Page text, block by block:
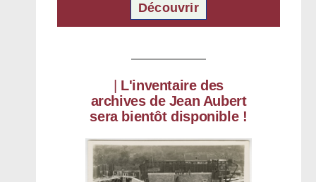
Découvrir
L'inventaire des
archives de Jean Aubert
sera bientôt disponible !